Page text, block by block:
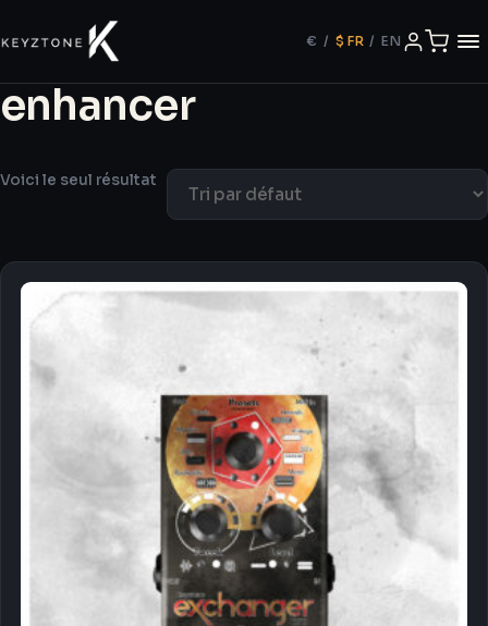
€ / $ FR / EN
enhancer
Voici le seul résultat